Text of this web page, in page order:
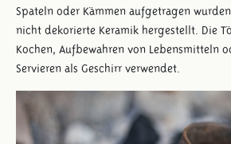
Spateln oder Kämmen aufgetragen
nicht dekorierte Keramik hergestellt. Die
Kochen, Aufbewahren von Lebensmitteln
Servieren als Geschirr verwendet.